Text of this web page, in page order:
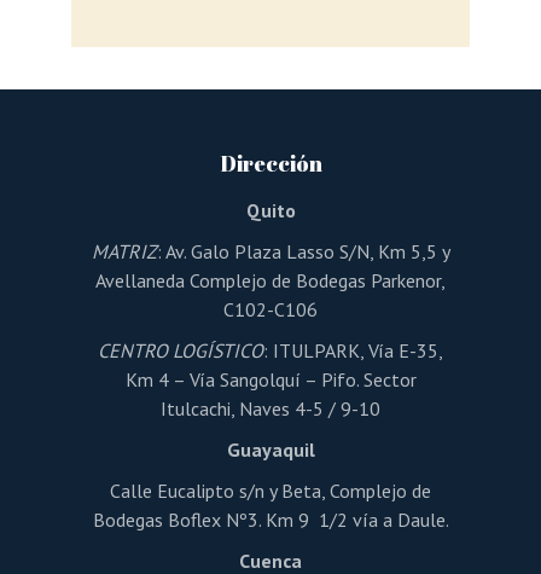
Dirección
Quito
MATRIZ: Av. Galo Plaza Lasso S/N, Km 5,5 y
Avellaneda Complejo de Bodegas Parkenor,
C102-C106
CENTRO LOGÍSTICO: ITULPARK, Vía E-35,
Km 4 – Vía Sangolquí – Pifo. Sector
Itulcachi, Naves 4-5 / 9-10
Guayaquil
Calle Eucalipto s/n y Beta, Complejo de
Bodegas Boflex Nº3. Km 9 1/2 vía a Daule.
Cuenca